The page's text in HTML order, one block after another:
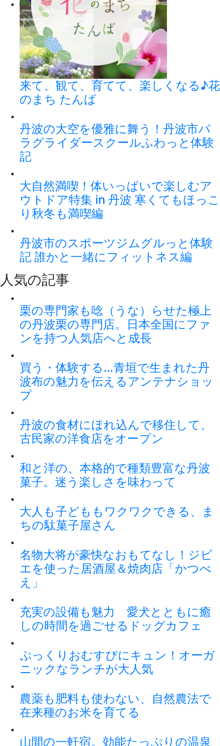
来て、観て、育てて、楽しくなる♪花
のまち たんば
丹波の大空を優雅に舞う！丹波市パ
ラグライダースクールふわっと体験
記
大自然満喫！体いっぱいで楽しむア
ウトドア特集 in 丹波 寒くてもほっこ
り秋冬も満喫編
丹波市のスポーツジムグルっと体験
記 誰かと一緒にフィットネス編
人気の記事
栗の専門家も唸（うな）らせた極上
の丹波栗の専門店。日本全国にファ
ンを持つ人気店へと成長
買う・体験する…青垣で生まれた丹
波布の魅力を伝えるアンテナショッ
プ
丹波の食材にほれ込んで移住して、
古民家の洋食店をオープン
和と洋の、本格的で種類豊富な丹波
菓子。迷う楽しさを味わって
大人も子どももワクワクできる、ま
ちの駄菓子屋さん
名物大将が豪快なおもてなし！ジビ
エを使った居酒屋＆焼肉店「かつべ
え」
充実の設備も魅力 愛犬とともに癒
しの時間を過ごせるドッグカフェ
ぷっくりおむすびにキュン！オーガ
ニックなランチが大人気
農薬も肥料も使わない、自然農法で
在来種のお米を育てる
山間の一軒宿。効能たっぷりの温泉